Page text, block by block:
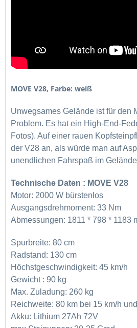
MOVE V28, Farbe: weiß
Unwegsames Gelände ist für den
Problem. Es hat ein High-End-
Fotos). Auf einer rauen
der V28 an, als würde man auf
unendlichen Fahrspaß im
Technische Daten : MOVE V28
Motor: 2000 W bürstenlos
Ausgangsdrehmoment: 33 Nm
Abmessungen: 1811 * 798 * 1183
Spurbreite: 80 cm
Radstand: 130 cm
Höchstgeschwindigkeit: 45 km/h
Gewicht : 90 kg
Max. Zuladung: 260 kg
Reichweite: 80 km bei 15 km/h
Akku: Lithium 27Ah 72V